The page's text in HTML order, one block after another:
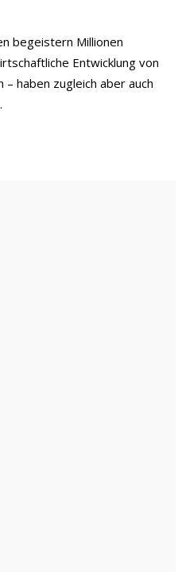
begeistern Millionen
Entwicklung von
– haben zugleich aber auch